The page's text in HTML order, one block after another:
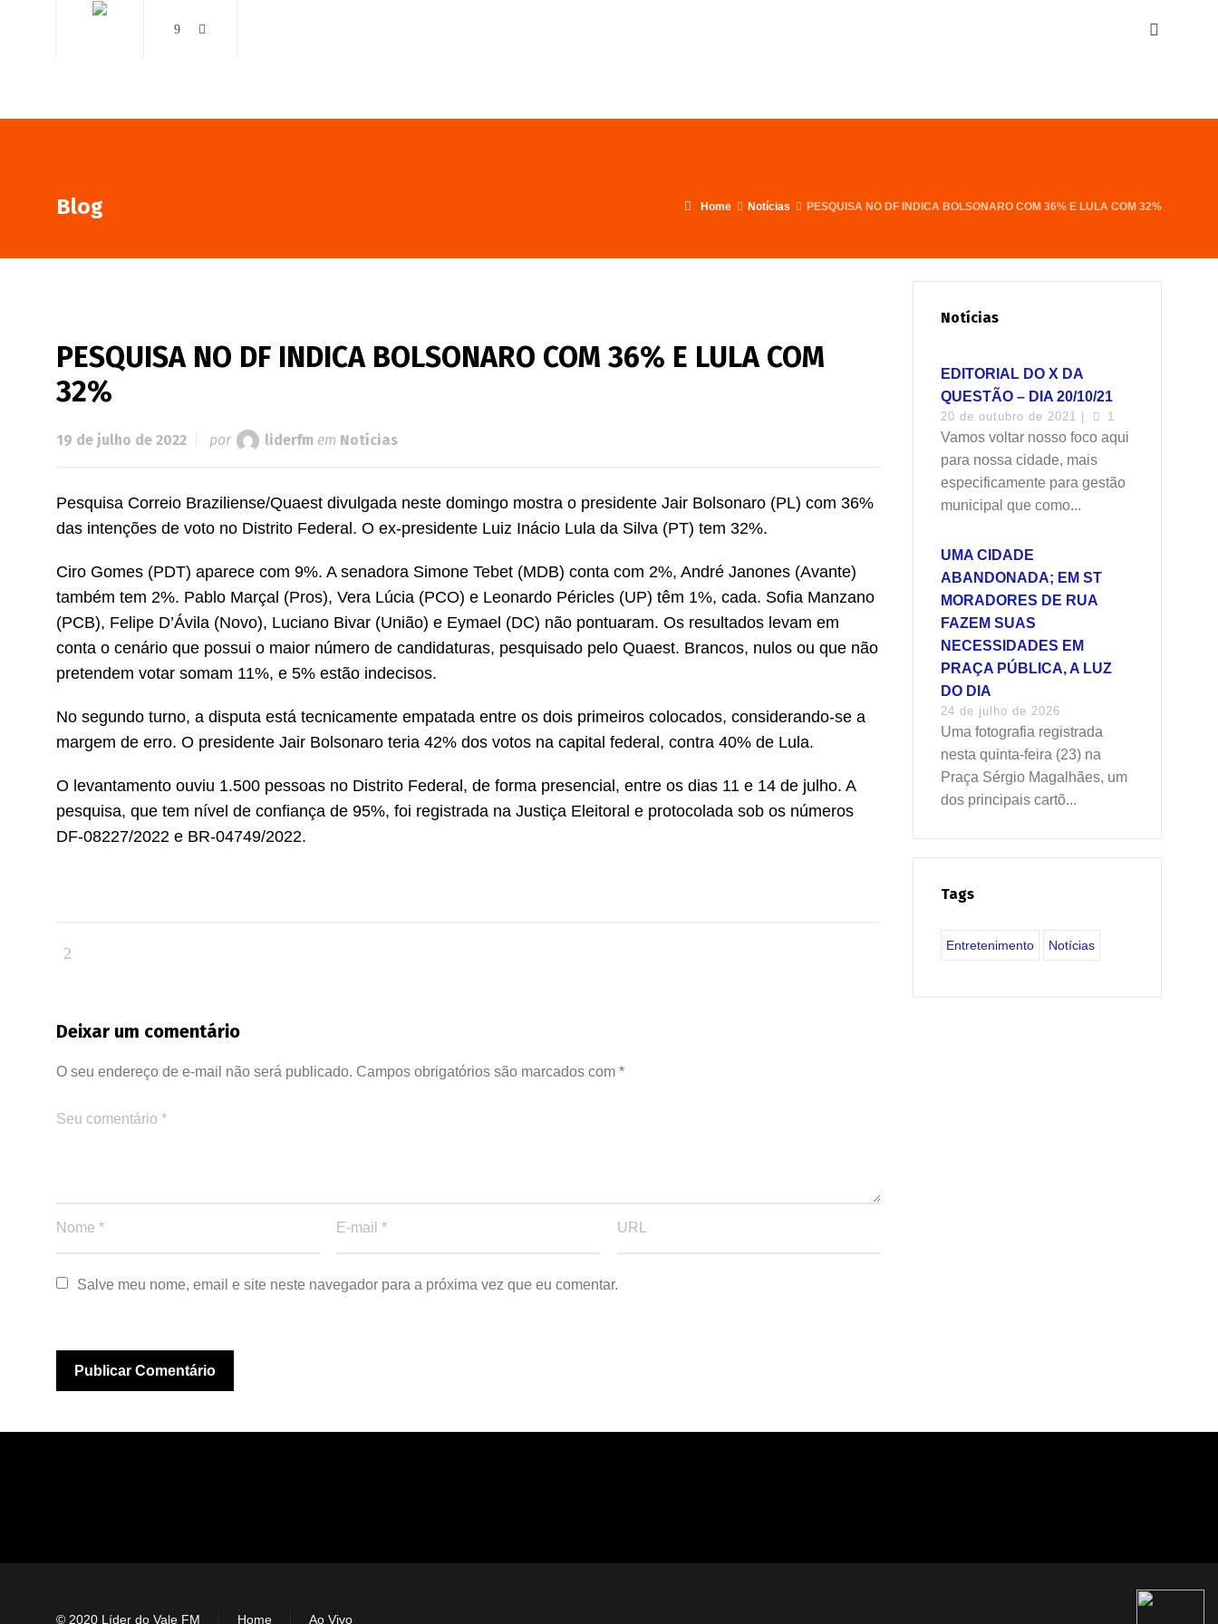
Blog Home Notícias PESQUISA NO DF INDICA BOLSONARO COM 36% E LULA COM 32%
PESQUISA NO DF INDICA BOLSONARO COM 36% E LULA COM
32%
19 de julho de 2022 por liderfm em Notícias
Pesquisa Correio Braziliense/Quaest divulgada neste domingo mostra o presidente Jair Bolsonaro (PL) com 36%
das intenções de voto no Distrito Federal. O ex-presidente Luiz Inácio Lula da Silva (PT) tem 32%.
Ciro Gomes (PDT) aparece com 9%. A senadora Simone Tebet (MDB) conta com 2%, André Janones (Avante)
também tem 2%. Pablo Marçal (Pros), Vera Lúcia (PCO) e Leonardo Péricles (UP) têm 1%, cada. Sofia Manzano
(PCB), Felipe D’Ávila (Novo), Luciano Bivar (União) e Eymael (DC) não pontuaram. Os resultados levam em
conta o cenário que possui o maior número de candidaturas, pesquisado pelo Quaest. Brancos, nulos ou que não
pretendem votar somam 11%, e 5% estão indecisos.
No segundo turno, a disputa está tecnicamente empatada entre os dois primeiros colocados, considerando-se a
margem de erro. O presidente Jair Bolsonaro teria 42% dos votos na capital federal, contra 40% de Lula.
O levantamento ouviu 1.500 pessoas no Distrito Federal, de forma presencial, entre os dias 11 e 14 de julho. A
pesquisa, que tem nível de confiança de 95%, foi registrada na Justiça Eleitoral e protocolada sob os números
DF-08227/2022 e BR-04749/2022.
Deixar um comentário
O seu endereço de e-mail não será publicado. Campos obrigatórios são marcados com *
Salve meu nome, email e site neste navegador para a próxima vez que eu comentar.
Notícias
EDITORIAL DO X DA
QUESTÃO – DIA 20/10/21
20 de outubro de 2021 | 1
Vamos voltar nosso foco aqui
para nossa cidade, mais
especificamente para gestão
municipal que como...
UMA CIDADE
ABANDONADA; EM ST
MORADORES DE RUA
FAZEM SUAS
NECESSIDADES EM
PRAÇA PÚBLICA, A LUZ
DO DIA
24 de julho de 2026
Uma fotografia registrada
nesta quinta-feira (23) na
Praça Sérgio Magalhães, um
dos principais cartõ...
Tags
Entretenimento Notícias
© 2020 Líder do Vale FM Home Ao Vivo